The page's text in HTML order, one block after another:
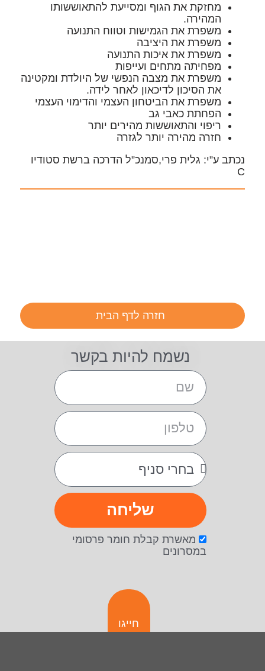
מחזקת את הגוף ומסייעת להתאוששותו
המהירה.
משפרת את הגמישות וטווח התנועה
משפרת את היציבה
משפרת את איכות התנועה
מפחיתה מתחים ועייפות
משפרת את מצבה הנפשי של היולדת ומקטינה
את הסיכון לדיכאון לאחר לידה.
משפרת את הביטחון העצמי והדימוי העצמי
הפחתת כאבי גב
ריפוי והתאוששות מהירים יותר
חזרה מהירה יותר לגזרה
נכתב ע”י: גלית פרי,סמנכ”ל הדרכה ברשת סטודיו
C
חזרה לדף הבית
נשמח להיות בקשר
מאשרת קבלת חומר פרסומי
במסרונים
שליחה
חייגו